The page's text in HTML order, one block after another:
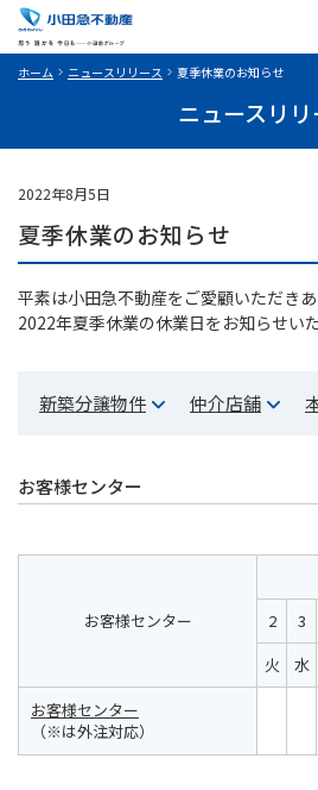
ホーム ニュースリリース 夏季休業のお知らせ
ニュースリリ
2022年8月5日
夏季休業のお知らせ
平素は小田急不動産をご愛顧いただきあ
2022年夏季休業の休業日をお知らせいた
新築分譲物件 仲介店舗
お客様センター
お客様センター 2 3
火
水
お客様センター
（※は外注対応）